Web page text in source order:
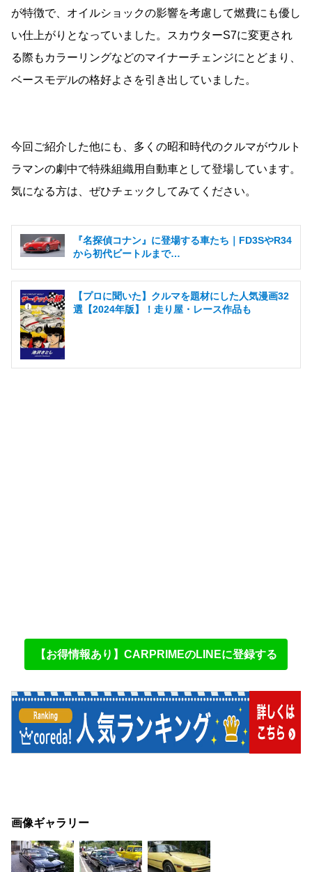
が特徴で、オイルショックの影響を考慮して燃費にも優し
い仕上がりとなっていました。スカウターS7に変更され
る際もカラーリングなどのマイナーチェンジにとどまり、
ベースモデルの格好よさを引き出していました。
今回ご紹介した他にも、多くの昭和時代のクルマがウルト
ラマンの劇中で特殊組織用自動車として登場しています。
気になる方は、ぜひチェックしてみてください。
『名探偵コナン』に登場する車たち｜FD3SやR34
から初代ビートルまで…
【プロに聞いた】クルマを題材にした人気漫画32
選【2024年版】！走り屋・レース作品も
【お得情報あり】CARPRIMEのLINEに登録する
画像ギャラリー